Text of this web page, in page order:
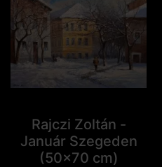
Rajczi Zoltán -
Január Szegeden
(50x70 cm)